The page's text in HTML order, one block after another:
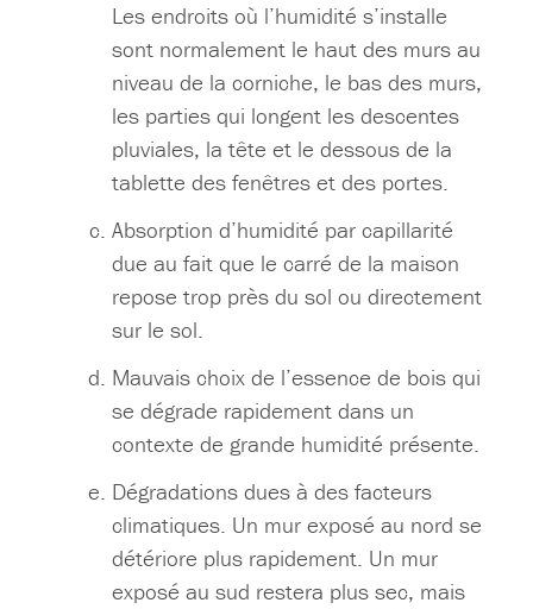
Les endroits où l’humidité s’installe
sont normalement le haut des murs au
niveau de la corniche, le bas des murs,
les parties qui longent les descentes
pluviales, la tête et le dessous de la
tablette des fenêtres et des portes.
Absorption d’humidité par capillarité
due au fait que le carré de la maison
repose trop près du sol ou directement
sur le sol.
Mauvais choix de l’essence de bois qui
se dégrade rapidement dans un
contexte de grande humidité présente.
Dégradations dues à des facteurs
climatiques. Un mur exposé au nord se
détériore plus rapidement. Un mur
exposé au sud restera plus sec, mais